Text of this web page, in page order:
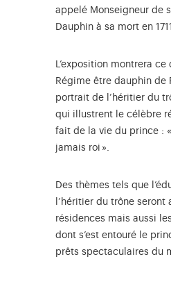
appelé Monseigneur de
Dauphin à sa mort en
L’exposition montrera
Régime être dauphin de
portrait de l’héritier du
qui illustrent le célèbre
fait de la vie du prince :
jamais roi ».
Des thèmes tels que
l’héritier du trône
résidences mais aussi
dont s’est entouré le
prêts spectaculaires du